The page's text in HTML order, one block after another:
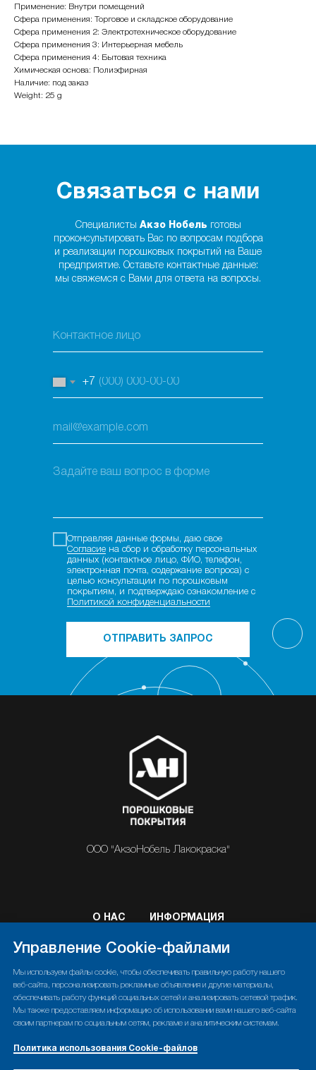
Применение: Внутри помещений
Сфера применения: Торговое и складское оборудование
Сфера применения 2: Электротехническое оборудование
Сфера применения 3: Интерьерная мебель
Сфера применения 4: Бытовая техника
Химическая основа: Полиэфирная
Наличие: под заказ
Weight: 25 g
Управление Cookie-файлами
Мы используем файлы cookie, чтобы обеспечивать правильную работу нашего
веб-сайта, персонализировать рекламные объявления и другие материалы,
обеспечивать работу функций социальных сетей и анализировать сетевой трафик.
Мы также предоставляем информацию об использовании вами нашего веб-сайта
своим партнерам по социальным сетям, рекламе и аналитическим системам.
Политика использования Cookie-файлов
Специалисты Акзо Нобель готовы
проконсультировать Вас по вопросам подбора
и реализации порошковых покрытий на Ваше
предприятие. Оставьте контактные данные:
мы свяжемся с Вами для ответа на вопросы.
Связаться с нами
+7
Отправляя данные формы, даю свое
Согласие на сбор и обработку персональных
данных (контактное лицо, ФИО, телефон,
электронная почта, содержание вопроса) с
целью консультации по порошковым
покрытиям, и подтверждаю ознакомление с
Политикой конфиденциальности
ОТПРАВИТЬ ЗАПРОС
ООО "АкзоНобель Лакокраска"
О НАС ИНФОРМАЦИЯ
ПОРОШКОВЫЕ КРАСКИ КОНТАКТЫ
Политика конфиденциальности
Политика использования Cookie-файлов
Правовые положения Управление Cookies